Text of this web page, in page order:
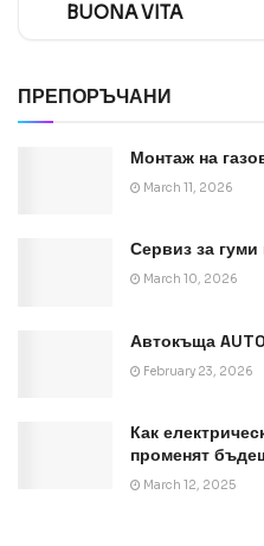
BUONA VITA
ПРЕПОРЪЧАНИ
Монтаж на
March 11, 2026
Сервиз за
March 10, 2026
Автокъща
February 23, 2026
Как
променят
March 12, 2025